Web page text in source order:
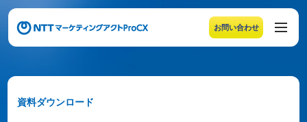
お問い合わせ
メニューの末尾です。Escape キーでメニューを閉じるこ
資料ダウンロード